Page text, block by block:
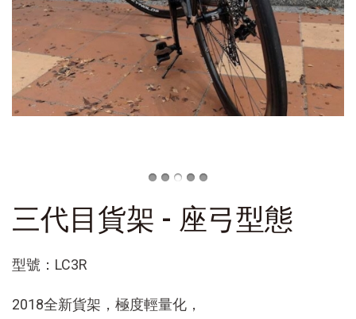
三代目貨架 - 座弓型態
型號：LC3R
2018全新貨架， 極度輕量化，